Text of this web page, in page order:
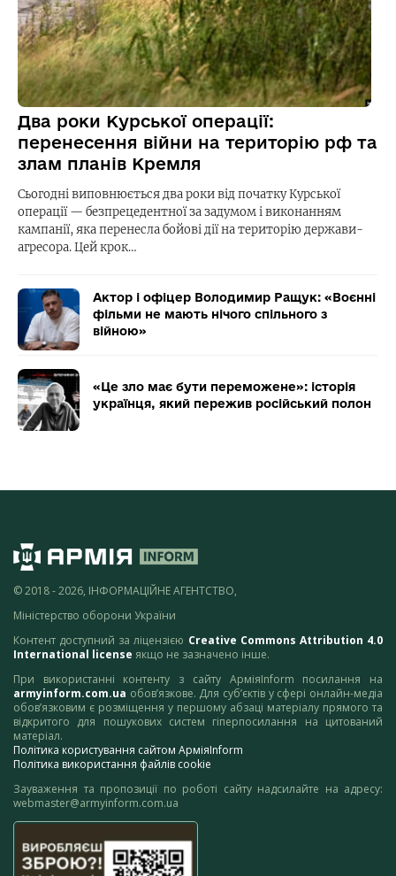
Два роки Курської операції:
перенесення війни на територію рф та
злам планів Кремля
Сьогодні виповнюється два роки від початку Курської
операції — безпрецедентної за задумом і виконанням
кампанії, яка перенесла бойові дії на територію держави-
агресора. Цей крок…
Актор і офіцер Володимир Ращук: «Воєнні
фільми не мають нічого спільного з
війною»
«Це зло має бути переможене»: історія
українця, який пережив російський полон
© 2018 - 2026, ІНФОРМАЦІЙНЕ АГЕНТСТВО,
Міністерство оборони України
Контент доступний за ліцензією Creative Commons Attribution 4.0
International license якщо не зазначено інше.
При використанні контенту з сайту АрміяInform посилання на
armyinform.com.ua обов’язкове. Для суб’єктів у сфері онлайн-медіа
обов’язковим є розміщення у першому абзаці матеріалу прямого та
відкритого для пошукових систем гіперпосилання на цитований
матеріал.
Політика користування сайтом АрміяInform
Політика використання файлів cookie
Зауваження та пропозиції по роботі сайту надсилайте на адресу:
webmaster@armyinform.com.ua